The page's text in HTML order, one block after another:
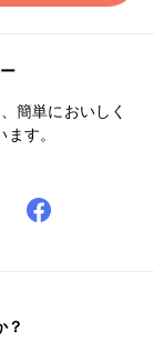
簡単においしく
す。
？